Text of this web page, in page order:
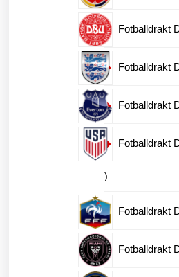
Fotballdrakt
Fotballdrakt
Fotballdrakt
Fotballdrakt
10
produkter
Fotballdrakt
Fotballdrakt